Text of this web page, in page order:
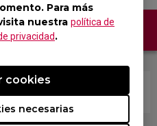
Para más
nuestra política de
privacidad.
necesarias
cookies
Contáctenos
del ratón?